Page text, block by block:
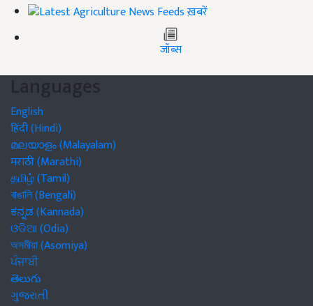
ख़बरें
जॉब्स
Languages
English
हिंदी (Hindi)
മലയാളം (Malayalam)
मराठी (Marathi)
தமிழ் (Tamil)
বাঙালি (Bengali)
ಕನ್ನಡ (Kannada)
ଓଡିଆ (Odia)
অসমীয়া (Asomiya)
ਪੰਜਾਬੀ
తెలుగు
ગુજરાતી